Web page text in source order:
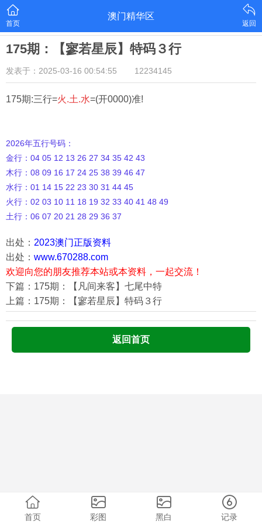
首页
澳门精华区
返回
175期：【寥若星辰】特码３行
发表于：2025-03-16 00:54:55 12234145
175期:三行=火.土.水=(开0000)准!
2026年五行号码：
金行：04 05 12 13 26 27 34 35 42 43
木行：08 09 16 17 24 25 38 39 46 47
水行：01 14 15 22 23 30 31 44 45
火行：02 03 10 11 18 19 32 33 40 41 48 49
土行：06 07 20 21 28 29 36 37
出处： 2023澳门正版资料
出处： www.670288.com
欢迎向您的朋友推荐本站或本资料，一起交流！
下篇：175期：【凡间来客】七尾中特
上篇：175期：【寥若星辰】特码３行
返回首页
首页 彩图 黑白 记录